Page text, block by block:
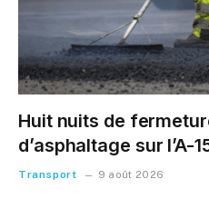
Huit nuits de
d’asphaltage sur l’A-
Transport 9 août 2026